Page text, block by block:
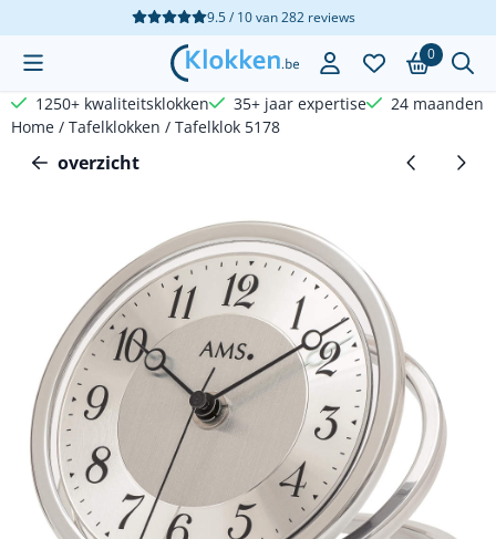
Cookievoorkeuren zijn beschikbaar. Kies instellingen of sta
9.5 / 10van282reviews
0
1250+ kwaliteitsklokken 35+ jaar expertise
24 maanden
Home / Tafelklokken / Tafelklok 5178
overzicht